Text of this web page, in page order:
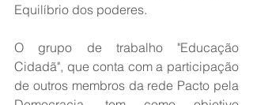
Equilíbrio dos poderes.
O grupo de trabalho "Educação
Cidadã", que conta com a participação
de outros membros da rede Pacto pela